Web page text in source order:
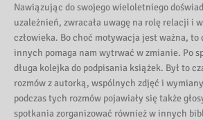
Nawiązując do swojego wieloletniego
uzależnień, zwracała uwagę na rolę relacji i
człowieka. Bo choć motywacja jest ważna, to
innych pomaga nam wytrwać w zmianie. Po
długa kolejka do podpisania książek. Był to
rozmów z autorką, wspólnych zdjęć i
podczas tych rozmów pojawiały się także
spotkania zorganizować również w innych